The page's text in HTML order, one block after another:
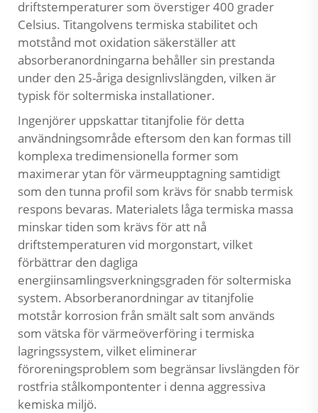
driftstemperaturer som överstiger 400 grader
Celsius. Titangolvens termiska stabilitet och
motstånd mot oxidation säkerställer att
absorberanordningarna behåller sin prestanda
under den 25-åriga designlivslängden, vilken är
typisk för soltermiska installationer.
Ingenjörer uppskattar titanjfolie för detta
användningsområde eftersom den kan formas till
komplexa tredimensionella former som
maximerar ytan för värmeupptagning samtidigt
som den tunna profil som krävs för snabb termisk
respons bevaras. Materialets låga termiska massa
minskar tiden som krävs för att nå
driftstemperaturen vid morgonstart, vilket
förbättrar den dagliga
energiinsamlingsverkningsgraden för soltermiska
system. Absorberanordningar av titanjfolie
motstår korrosion från smält salt som används
som vätska för värmeöverföring i termiska
lagringssystem, vilket eliminerar
föroreningsproblem som begränsar livslängden för
rostfria stålkompontenter i denna aggressiva
kemiska miljö.